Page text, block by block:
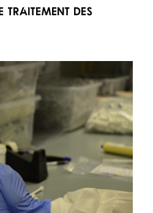
traitement des